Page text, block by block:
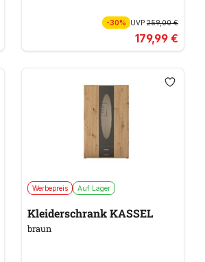
-30% UVP 259,00 €
179,99 €
Werbepreis Auf Lager
Kleiderschrank KASSEL
braun